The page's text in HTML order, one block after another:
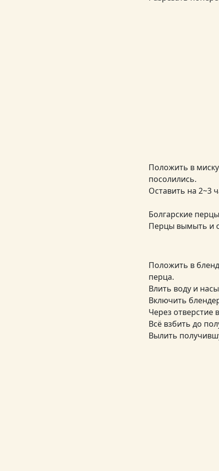
Положить в
посолились.
Оставить на 2~3
Болгарские
Перцы вымыть и
Положить в
перца.
Влить воду и
Включить
Через отверстие
Всё взбить до
Вылить